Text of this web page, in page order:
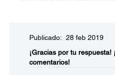
Publicado: 28 feb 2019
¡Gracias por tu respuesta!
comentarios!